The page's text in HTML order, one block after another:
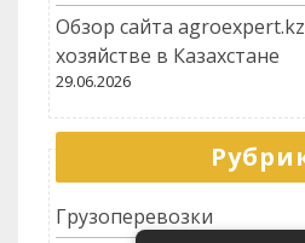
Обзор сайта
хозяйстве в Казахстане
29.06.2026
Грузоперевозки